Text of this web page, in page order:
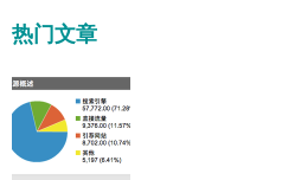
热门文章